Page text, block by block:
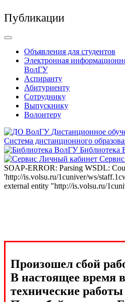
Публикации
Объявления для студентов
Электронная
ВолГУ
Аспиранту
Абитуриенту
Сотруднику
Выпускнику
Волонтеру
Дистанционное
Система дистанционного
Библиотека
SOAP-ERROR: Parsing WSDL:
'http://is.volsu.ru/1cuniver/ws/
external entity "http://is.volsu.ru/
Произошел сбой
В настоящее время
технические работы